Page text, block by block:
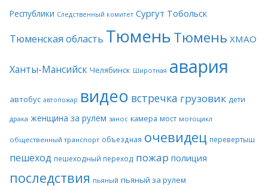
Республики Следственный комитет Сургут Тобольск
Тюменская область ТюменьТюмень ХМАО
Ханты-Мансийск Челябинск Широтная авария
автобус автопожар видео встречка грузовик дети
драка женщина за рулем занос камера мост мотоцикл
общественный транспорт объездная очевидец перевертыш
пешеход пешеходный переход пожар полиция
последствия пьяный пьяный за рулем